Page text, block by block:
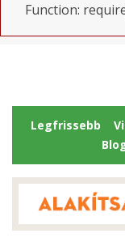
Function:
Legfrissebb